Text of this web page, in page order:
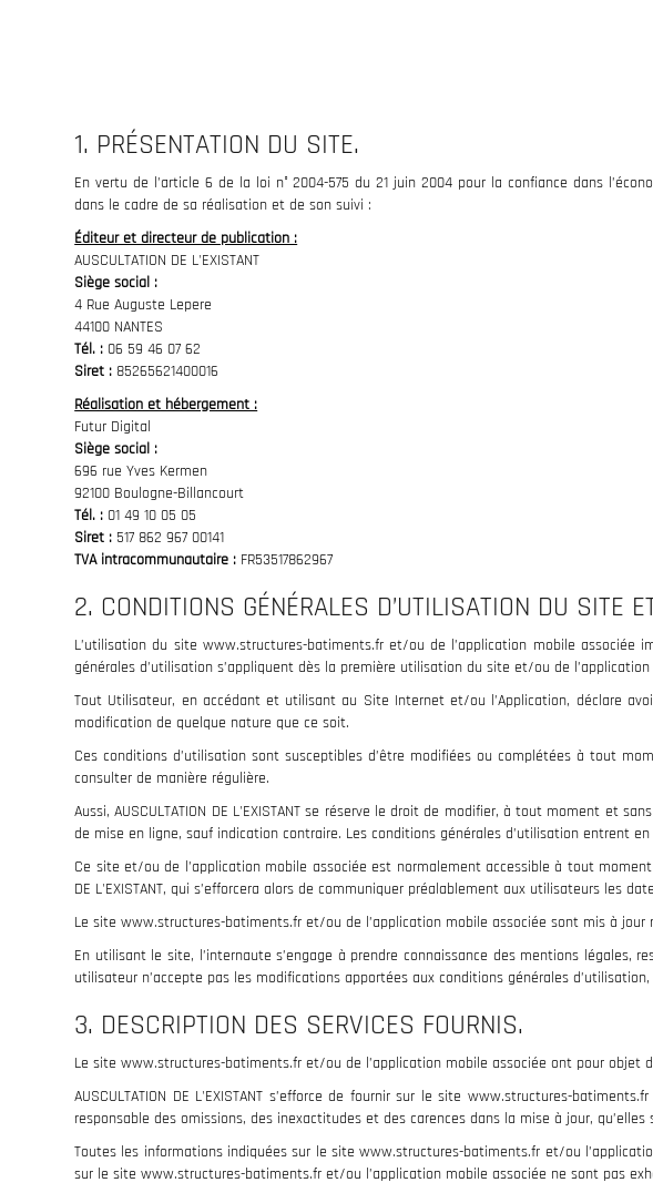
1. PRÉSENTATION DU SITE.
En vertu de l’article 6 de la loi n° 2004-575 du 21 juin 2004 pour la confiance dans
dans le cadre de sa réalisation et de son suivi :
Éditeur et directeur de publication :
AUSCULTATION DE L'EXISTANT
Siège social :
4 Rue Auguste Lepere
44100 NANTES
Tél. : 06 59 46 07 62
Siret : 85265621400016
Réalisation et hébergement :
Futur Digital
Siège social :
696 rue Yves Kermen
92100 Boulogne-Billancourt
Tél. : 01 49 10 05 05
Siret : 517 862 967 00141
TVA intracommunautaire : FR53517862967
2. CONDITIONS GÉNÉRALES D’UTILISATION DU SITE
L’utilisation du site www.structures-batiments.fr et/ou de l’application mobile associée
générales d’utilisation s’appliquent dès la première utilisation du site et/ou de
Tout Utilisateur, en accédant et utilisant au Site Internet et/ou l’Application, déclare
modification de quelque nature que ce soit.
Ces conditions d’utilisation sont susceptibles d’être modifiées ou complétées à tout
consulter de manière régulière.
Aussi, AUSCULTATION DE L'EXISTANT se réserve le droit de modifier, à tout moment
de mise en ligne, sauf indication contraire. Les conditions générales d’utilisation entrent
Ce site et/ou de l’application mobile associée est normalement accessible à tout
DE L'EXISTANT, qui s’efforcera alors de communiquer préalablement aux utilisateurs les
Le site www.structures-batiments.fr et/ou de l’application mobile associée sont mis à jour
En utilisant le site, l’internaute s’engage à prendre connaissance des mentions
utilisateur n’accepte pas les modifications apportées aux conditions générales
3. DESCRIPTION DES SERVICES FOURNIS.
Le site www.structures-batiments.fr et/ou de l’application mobile associée ont pour objet
AUSCULTATION DE L'EXISTANT s’efforce de fournir sur le site www.structures-
responsable des omissions, des inexactitudes et des carences dans la mise à jour,
Toutes les informations indiquées sur le site www.structures-batiments.fr et/ou
sur le site www.structures-batiments.fr et/ou l’application mobile associée ne sont pas